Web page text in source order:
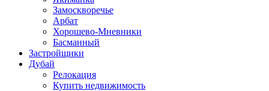
Замоскворечье
Арбат
Хорошево-Мневники
Басманный
Застройщики
Дубай
Релокация
Купить недвижимость